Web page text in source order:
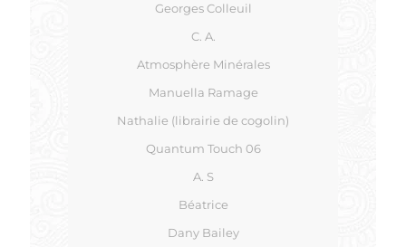
Georges Colleuil
C. A.
Atmosphère Minérales
Manuella Ramage
Nathalie (librairie de cogolin)
Quantum Touch 06
A. S
Béatrice
Dany Bailey